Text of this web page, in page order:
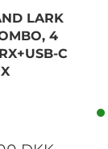
LARK
4
C